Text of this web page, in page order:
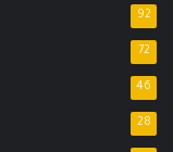
92
72
46
28